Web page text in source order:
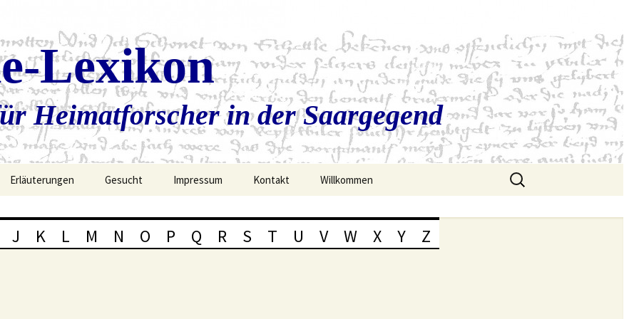
Lexikon
Heimatforscher in der Saargegend
Erläuterungen Gesucht Impressum Kontakt Willkommen
Suchen
nach:
J K L M N O P Q R S T U V W X Y Z